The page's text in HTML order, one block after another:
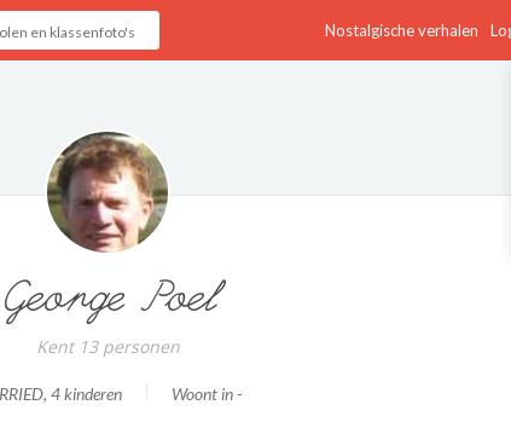
Nostalgische verhalen
George Poel
Kent 13 personen
, 4 kinderen Woont in -